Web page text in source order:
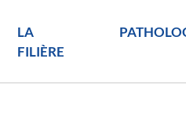
LA
FILIÈRE